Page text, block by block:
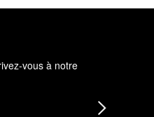
vous à notre